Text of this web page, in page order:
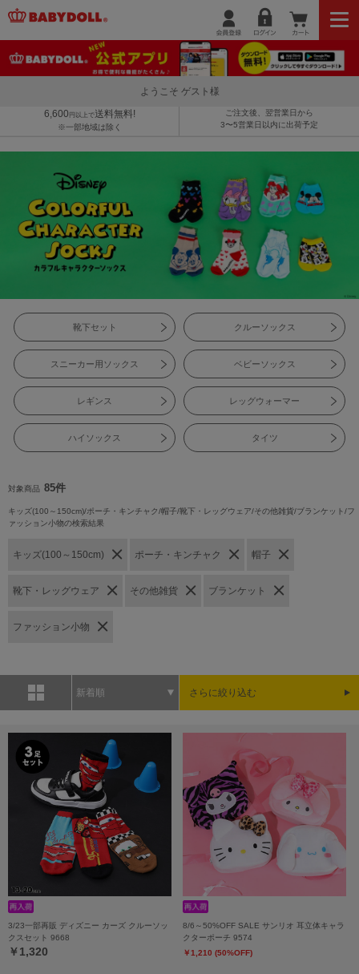
ようこそ ゲスト様
6,600 円以上で送料無料!
※一部地域は除く
ご注文後、翌営業日から
3〜5営業日以内に出荷予定
靴下セット クルーソックス
スニーカー用ソックス ベビーソックス
レギンス レッグウォーマー
ハイソックス タイツ
対象商品 85件
キッズ(100～150cm)/ポーチ・キンチャク/帽子/靴下・レッグウェア/その他雑貨/ブランケット/フ
ァッション小物の検索結果
キッズ(100～150cm) ポーチ・キンチャク 帽子
靴下・レッグウェア その他雑貨 ブランケット
ファッション小物
新着順 さらに絞り込む
3/23一部再販 ディズニー カーズ クルーソッ
クスセット 9668
￥1,320
8/6～50%OFF SALE サンリオ 耳立体キャラ
クターポーチ 9574
￥1,210 (50%OFF)